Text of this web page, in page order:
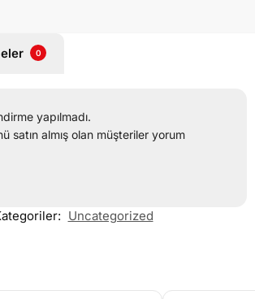
0
yapılmadı.
satın almış olan müşteriler yorum
Uncategorized